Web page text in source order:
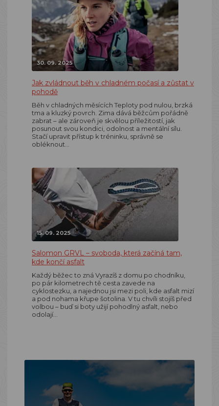
30. 09. 2025
Jak zvládnout běh v chladném počasí a zůstat v
pohodě
Běh v chladných měsících Teploty pod nulou, brzká
tma a kluzký povrch. Zima dává běžcům pořádně
zabrat – ale zároveň je skvělou příležitostí, jak
posunout svou kondici, odolnost a mentální sílu.
Stačí upravit přístup k tréninku, správně se
obléknout…
15. 09. 2025
Salomon GRVL – svoboda, která začíná tam,
kde končí asfalt
Každý běžec to zná Vyrazíš z domu po chodníku,
po pár kilometrech tě cesta zavede na
cyklostezku, a najednou jsi mezi poli, kde asfalt mizí
a pod nohama křupe šotolina. V tu chvíli stojíš před
volbou – buď si boty užijí pohodlný asfalt, nebo
odolají…